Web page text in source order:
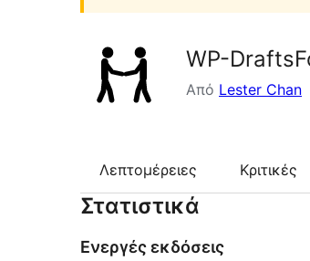
WP-
Από Lester Chan
Λεπτομέρειες Κριτικές
Στατιστικά
Ενεργές εκδόσεις